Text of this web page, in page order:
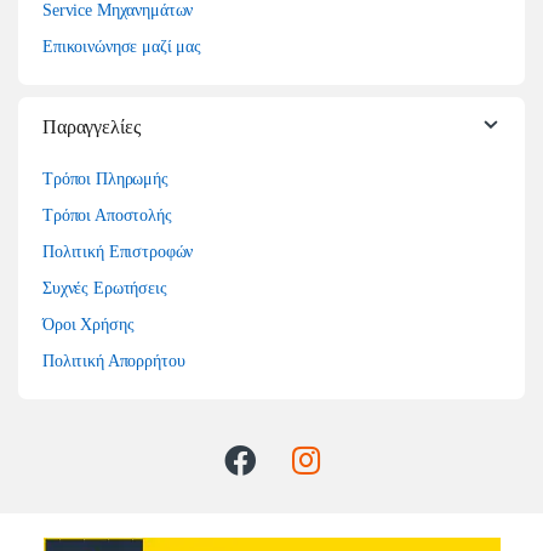
Service Μηχανημάτων
Επικοινώνησε μαζί μας
Παραγγελίες
Τρόποι Πληρωμής
Τρόποι Αποστολής
Πολιτική Επιστροφών
Συχνές Ερωτήσεις
Όροι Χρήσης
Πολιτική Απορρήτου